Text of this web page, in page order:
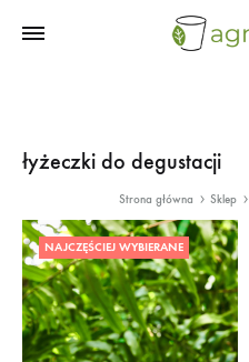
łyżeczki do degustacji
Strona główna Sklep
NAJCZĘŚCIEJ WYBIERANE